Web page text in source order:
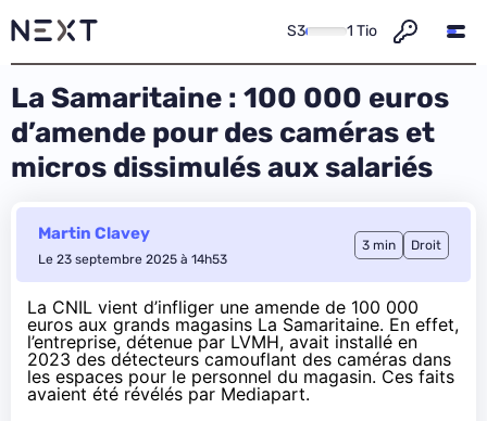
S3 1 Tio
La Samaritaine : 100 000 euros
d’amende pour des caméras et
micros dissimulés aux salariés
Martin Clavey
Le 23 septembre 2025 à 14h53
3 min Droit
La CNIL vient d’infliger une amende de 100 000
euros aux grands magasins La Samaritaine. En effet,
l’entreprise, détenue par LVMH, avait installé en
2023 des détecteurs camouflant des caméras dans
les espaces pour le personnel du magasin. Ces faits
avaient été révélés par Mediapart.